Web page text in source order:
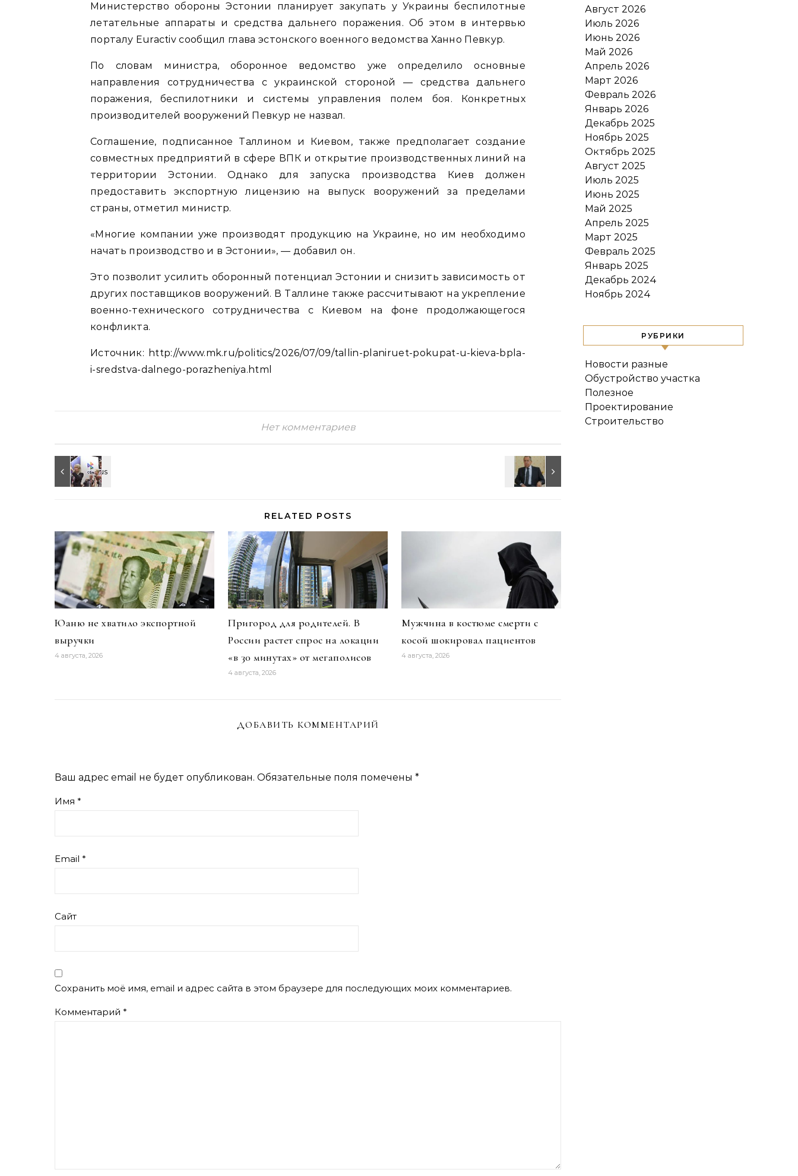
Министерство обороны Эстонии планирует закупать у Украины беспилотные
летательные аппараты и средства дальнего поражения. Об этом в интервью
порталу Euractiv сообщил глава эстонского военного ведомства Ханно Певкур.
По словам министра, оборонное ведомство уже определило основные
направления сотрудничества с украинской стороной — средства дальнего
поражения, беспилотники и системы управления полем боя. Конкретных
производителей вооружений Певкур не назвал.
Соглашение, подписанное Таллином и Киевом, также предполагает создание
совместных предприятий в сфере ВПК и открытие производственных линий на
территории Эстонии. Однако для запуска производства Киев должен
предоставить экспортную лицензию на выпуск вооружений за пределами
страны, отметил министр.
«Многие компании уже производят продукцию на Украине, но им необходимо
начать производство и в Эстонии», — добавил он.
Это позволит усилить оборонный потенциал Эстонии и снизить зависимость от
других поставщиков вооружений. В Таллине также рассчитывают на укрепление
военно-технического сотрудничества с Киевом на фоне продолжающегося
конфликта.
Источник: http://www.mk.ru/politics/2026/07/09/tallin-planiruet-pokupat-u-kieva-bpla-
i-sredstva-dalnego-porazheniya.html
Нет комментариев
RELATED POSTS
Юаню не хватило экспортной
выручки
4 августа, 2026
Пригород для родителей. В
России растет спрос на локации
«в 30 минутах» от мегаполисов
4 августа, 2026
Мужчина в костюме смерти с
косой шокировал пациентов
4 августа, 2026
ДОБАВИТЬ КОММЕНТАРИЙ
Ваш адрес email не будет опубликован. Обязательные поля помечены *
Имя *
Email *
Сайт
Сохранить моё имя, email и адрес сайта в этом браузере для последующих моих комментариев.
Комментарий *
Август 2026
Июль 2026
Июнь 2026
Май 2026
Апрель 2026
Март 2026
Февраль 2026
Январь 2026
Декабрь 2025
Ноябрь 2025
Октябрь 2025
Август 2025
Июль 2025
Июнь 2025
Май 2025
Апрель 2025
Март 2025
Февраль 2025
Январь 2025
Декабрь 2024
Ноябрь 2024
РУБРИКИ
Новости разные
Обустройство участка
Полезное
Проектирование
Строительство